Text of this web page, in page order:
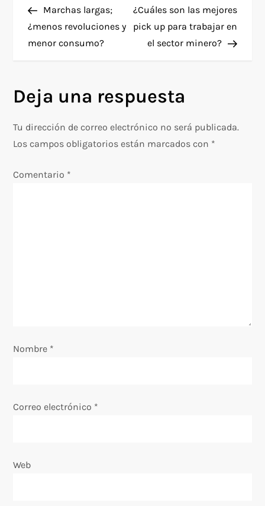
a
v
g
a
n
r
d
anterior
Marchas largas;
¿menos revoluciones y
menor consumo?
¿Cuáles son las mejores
pick up para trabajar en
el sector minero?
Deja una respuesta
Tu dirección de correo electrónico no será publicada.
Los campos obligatorios están marcados con *
Comentario *
Nombre *
Correo electrónico *
Web